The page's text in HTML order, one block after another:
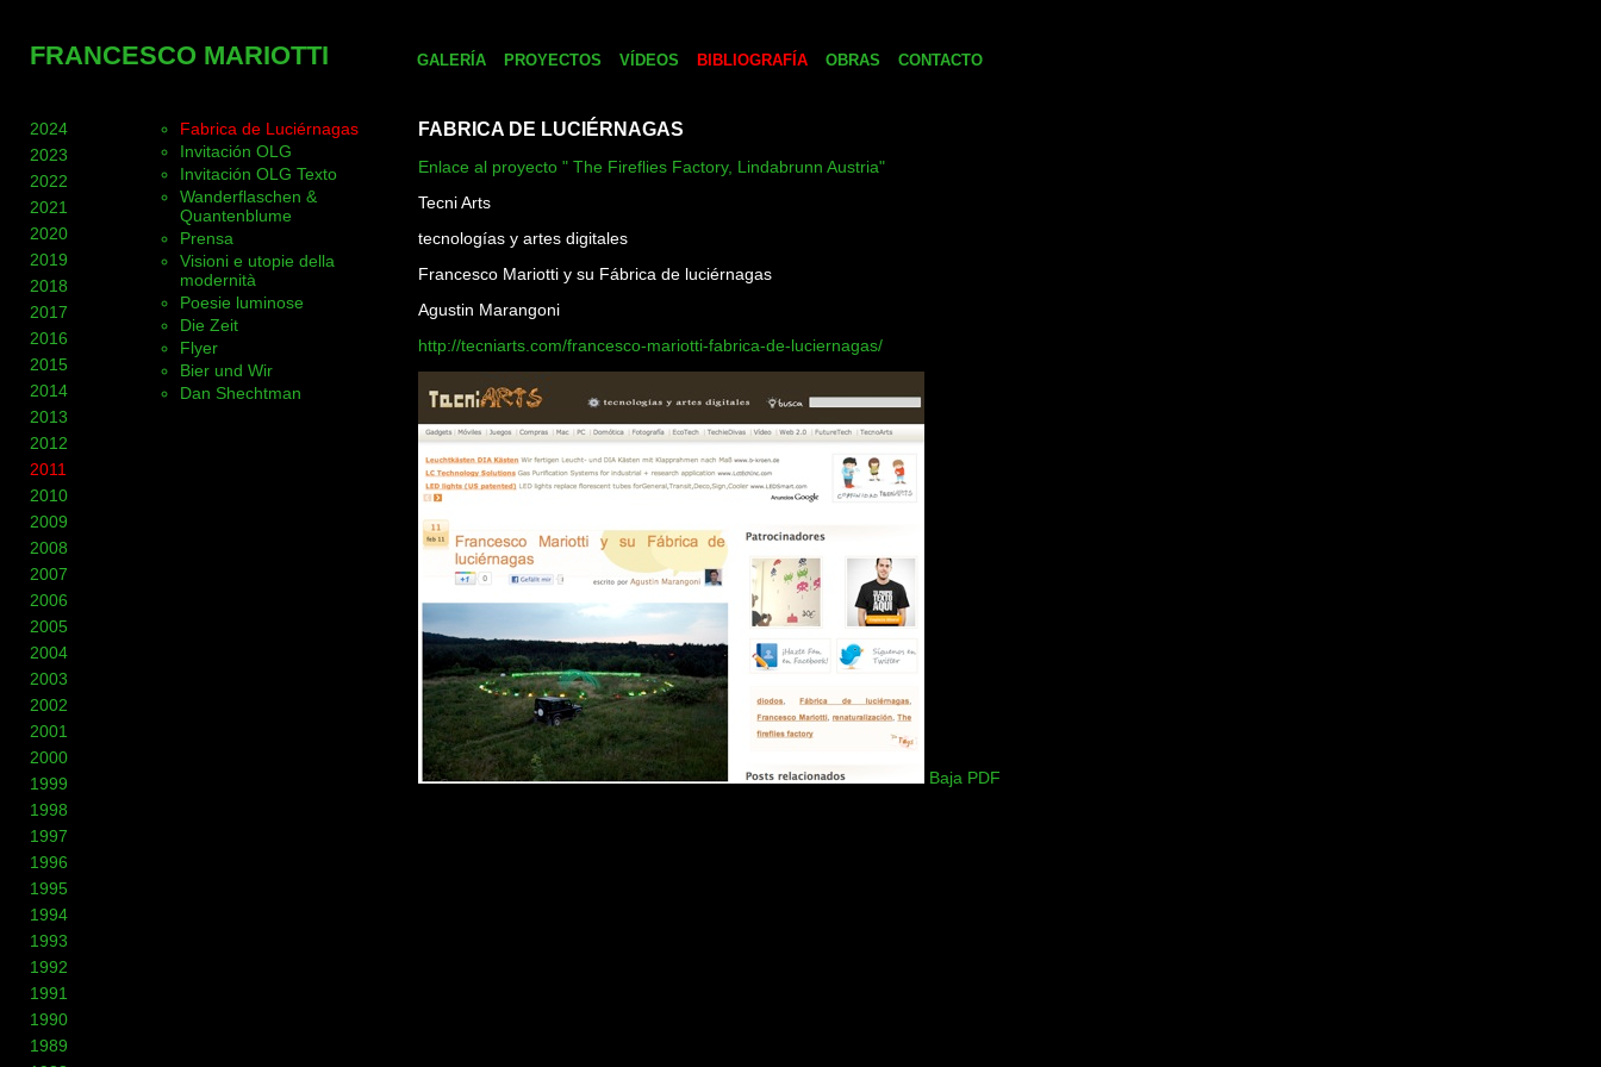
FRANCESCO MARIOTTI GALERÍA PROYECTOS VÍDEOS BIBLIOGRAFÍA OBRAS CONTACTO
2024
2023
2022
2021
2020
2019
2018
2017
2016
2015
2014
2013
2012
2011
2010
2009
2008
2007
2006
2005
2004
2003
2002
2001
2000
1999
1998
1997
1996
1995
1994
1993
1992
1991
1990
1989
Fabrica de Luciérnagas
Invitación OLG
Invitación OLG Texto
Wanderflaschen &
Quantenblume
Prensa
Visioni e utopie della
modernità
Poesie luminose
Die Zeit
Flyer
Bier und Wir
Dan Shechtman
FABRICA DE LUCIÉRNAGAS
Enlace al proyecto " The Fireflies Factory, Lindabrunn Austria"
Tecni Arts
tecnologías y artes digitales
Francesco Mariotti y su Fábrica de luciérnagas
Agustin Marangoni
http://tecniarts.com/francesco-mariotti-fabrica-de-luciernagas/
Baja PDF